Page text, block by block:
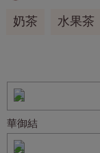
奶茶 水果茶
華御結